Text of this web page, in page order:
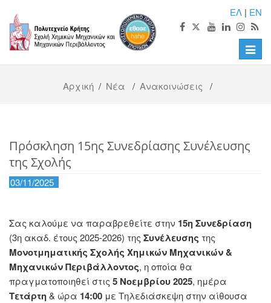
ΕΛ | EN
Toggle
Αρχική / Νέα / Ανακοινώσεις /
Πρόσκληση 15ης Συνεδρίασης Συνέλευσης
της Σχολής
03/11/2025
Σας καλούμε να παραβρεθείτε στην 15η Συνεδρίαση
(3η ακαδ. έτους 2025-2026) της Συνέλευσης της
Μονοτμηματικής Σχολής Χημικών Μηχανικών &
Μηχανικών Περιβάλλοντος, η οποία θα
πραγματοποιηθεί στις 5 Νοεμβρίου 2025, ημέρα
Τετάρτη& ώρα 14:00 με Τηλεδιάσκεψη στην αίθουσα